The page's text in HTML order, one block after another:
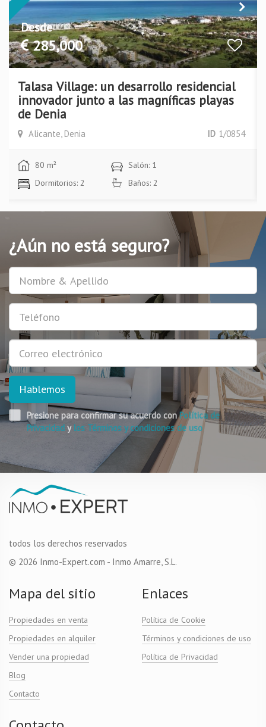
Desde
285,000
Talasa Village: un desarrollo residencial
innovador junto a las magníficas playas
de Denia
Alicante, Denia ID 1/0854
80 m²
Salón: 1
Dormitorios: 2
Baños: 2
¿Aún no está seguro?
Usuario
Teléfono
E-
mail
Hablemos
Presione para confirmar su acuerdo conPolítica de
Privacidad y los Términos y condiciones de uso
todos los derechos reservados
© 2026 Inmo-Expert.com - Inmo Amarre, S.L.
Mapa del sitio
Propiedades en venta
Propiedades en alquiler
Vender una propiedad
Blog
Contacto
Enlaces
Política de Cookie
Términos y condiciones de uso
Política de Privacidad